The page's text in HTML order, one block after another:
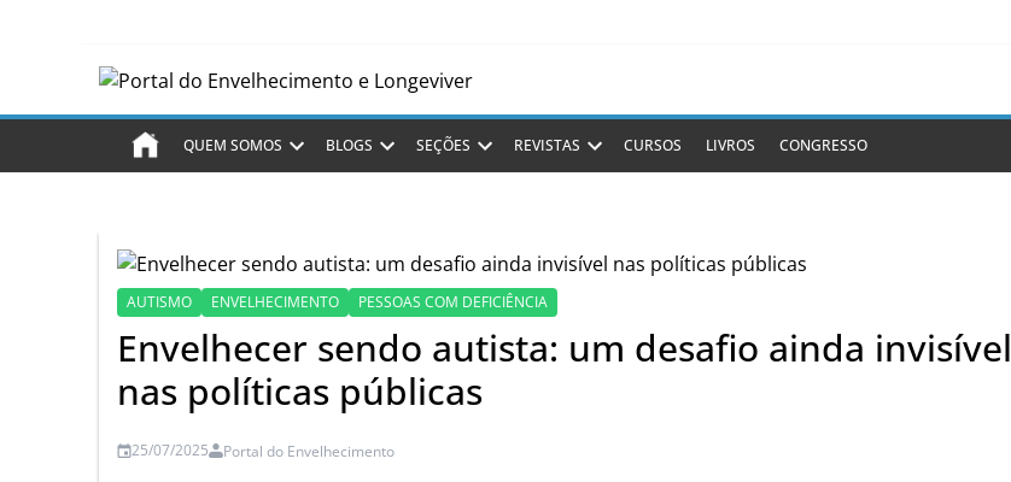
QUEM SOMOS BLOGS SEÇÕES REVISTAS CURSOS LIVROS CONGRESSO
AUTISMO ENVELHECIMENTO PESSOAS COM DEFICIÊNCIA
Envelhecer sendo autista: um desafio ainda invisível
nas políticas públicas
25/07/2025 Portal do Envelhecimento